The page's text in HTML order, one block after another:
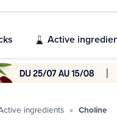
Active
ingredients Choline